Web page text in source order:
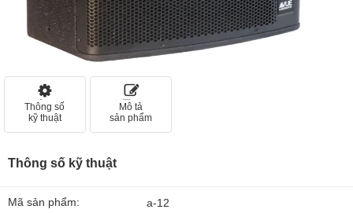
Thông số
kỹ thuật
Mô tả
sản phẩm
Thông số kỹ thuật
Mã sản phẩm: a-12